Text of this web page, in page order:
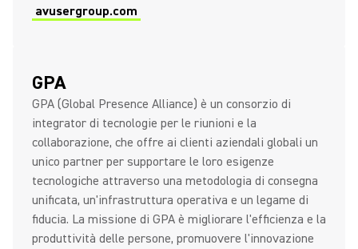
avusergroup.com
GPA
GPA (Global Presence Alliance) è un consorzio di
integrator di tecnologie per le riunioni e la
collaborazione, che offre ai clienti aziendali globali un
unico partner per supportare le loro esigenze
tecnologiche attraverso una metodologia di consegna
unificata, un'infrastruttura operativa e un legame di
fiducia. La missione di GPA è migliorare l'efficienza e la
produttività delle persone, promuovere l'innovazione